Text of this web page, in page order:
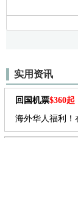
实用资讯
回国机票$360起
海外华人福利！